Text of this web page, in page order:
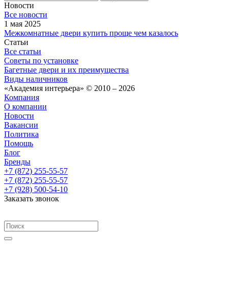
Новости
Все новости
1 мая 2025
Межкомнатные двери купить проще чем казалось
Статьи
Все статьи
Советы по установке
Багетные двери и их преимущества
Виды наличников
«Академия интерьера» © 2010 – 2026
Компания
О компании
Новости
Вакансии
Политика
Помощь
Блог
Бренды
+7 (872) 255-55-57
+7 (872) 255-55-57
+7 (928) 500-54-10
Заказать звонок